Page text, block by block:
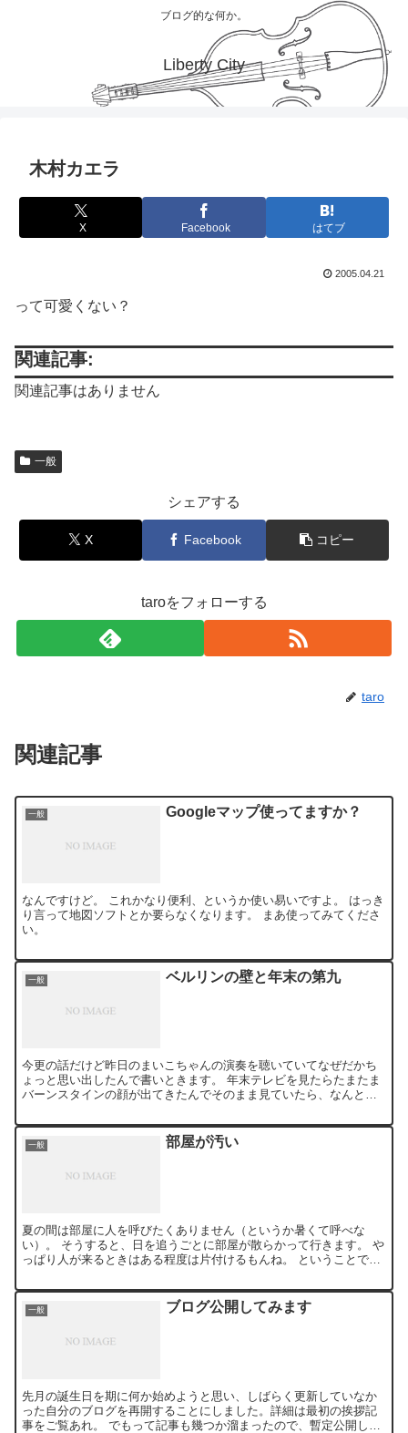
ブログ的な何か。
Liberty City
木村カエラ
X Facebook はてブ
2005.04.21
って可愛くない？
関連記事:
関連記事はありません
一般
シェアする
X Facebook コピー
taroをフォローする
taro
関連記事
一般 Googleマップ使ってますか？
なんですけど。 これかなり便利、というか使い易いですよ。 はっき
り言って地図ソフトとか要らなくなります。 まあ使ってみてくださ
い。
一般 ベルリンの壁と年末の第九
今更の話だけど昨日のまいこちゃんの演奏を聴いていてなぜだかち
ょっと思い出したんで書いときます。 年末テレビを見たらたまたま
バーンスタインの顔が出てきたんでそのまま見ていたら、なんと高
一般 部屋が汚い
夏の間は部屋に人を呼びたくありません（というか暑くて呼べな
い）。 そうすると、日を追うごとに部屋が散らかって行きます。 や
っぱり人が来るときはある程度は片付けるもんね。 ということで只
一般 ブログ公開してみます
先月の誕生日を期に何か始めようと思い、しばらく更新していなか
った自分のブログを再開することにしました。詳細は最初の挨拶記
事をご覧あれ。 でもって記事も幾つか溜まったので、暫定公開して